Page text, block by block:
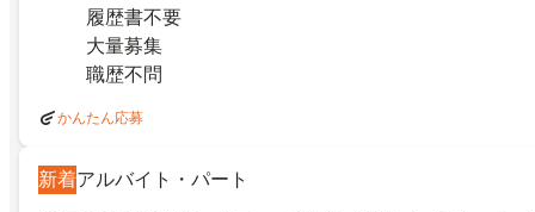
履歴書不要
大量募集
職歴不問
かんたん応募
新着アルバイト・パート